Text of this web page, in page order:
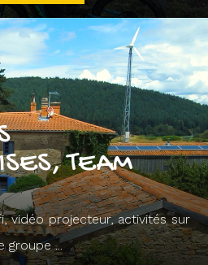
TEAM
vidéo projecteur, activités sur
groupe ...